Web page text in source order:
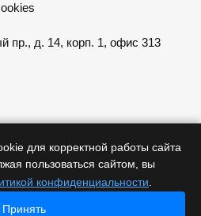
пр., д. 14, корп. 1, офис 313
сайте не является публичной
офертой
для корректной работы сайта
пользоваться сайтом, вы
конфиденциальности
Принять